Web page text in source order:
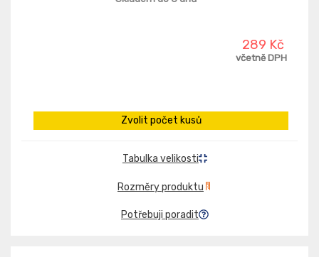
289 Kč
včetně DPH
Zvolit počet kusů
Tabulka velikosti
Rozměry produktu
Potřebuji poradit